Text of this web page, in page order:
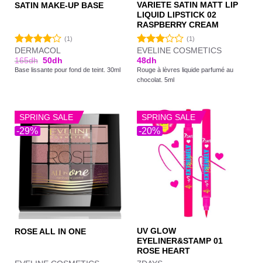
SATIN MAKE-UP BASE
Note
4.00sur
5
(1)
DERMACOL
165dh 50dh
Base lissante pour fond de teint. 30ml
VARIETE SATIN MATT LIP
LIQUID LIPSTICK 02
RASPBERRY CREAM
Note
3.00
sur 5
(1)
EVELINE COSMETICS
48dh
Rouge à lèvres liquide parfumé au
chocolat. 5ml
-29%
SPRING SALE
ROSE ALL IN ONE
-20%
SPRING SALE
UV GLOW
EYELINER&STAMP 01
ROSE HEART